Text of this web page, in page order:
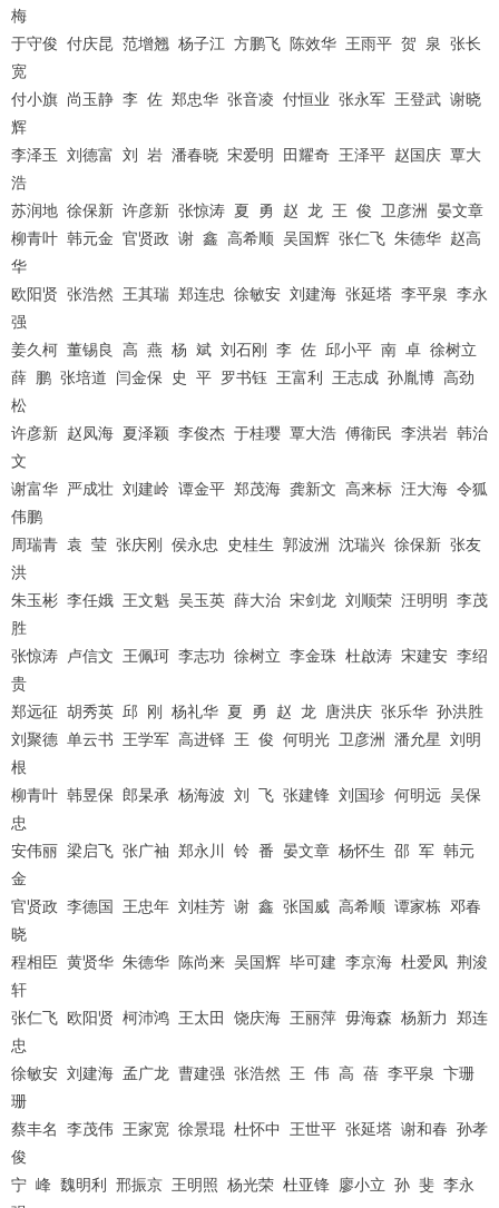
梅
于守俊 付庆昆 范增翘 杨子江 方鹏飞 陈效华 王雨平 贺 泉 张长
宽
付小旗 尚玉静 李 佐 郑忠华 张音凌 付恒业 张永军 王登武 谢晓
辉
李泽玉 刘德富 刘 岩 潘春晓 宋爱明 田耀奇 王泽平 赵国庆 覃大
浩
苏润地 徐保新 许彦新 张惊涛 夏 勇 赵 龙 王 俊 卫彦洲 晏文章
柳青叶 韩元金 官贤政 谢 鑫 高希顺 吴国辉 张仁飞 朱德华 赵高
华
欧阳贤 张浩然 王其瑞 郑连忠 徐敏安 刘建海 张延塔 李平泉 李永
强
姜久柯 董锡良 高 燕 杨 斌 刘石刚 李 佐 邱小平 南 卓 徐树立
薛 鹏 张培道 闫金保 史 平 罗书钰 王富利 王志成 孙胤博 高劲
松
许彦新 赵凤海 夏泽颖 李俊杰 于桂璎 覃大浩 傅衞民 李洪岩 韩治
文
谢富华 严成壮 刘建岭 谭金平 郑茂海 龚新文 高来标 汪大海 令狐
伟鹏
周瑞青 袁 莹 张庆刚 侯永忠 史桂生 郭波洲 沈瑞兴 徐保新 张友
洪
朱玉彬 李任娥 王文魁 吴玉英 薛大治 宋剑龙 刘顺荣 汪明明 李茂
胜
张惊涛 卢信文 王佩珂 李志功 徐树立 李金珠 杜啟涛 宋建安 李绍
贵
郑远征 胡秀英 邱 刚 杨礼华 夏 勇 赵 龙 唐洪庆 张乐华 孙洪胜
刘聚德 单云书 王学军 高进铎 王 俊 何明光 卫彦洲 潘允星 刘明
根
柳青叶 韩昱保 郎杲承 杨海波 刘 飞 张建锋 刘国珍 何明远 吴保
忠
安伟丽 梁启飞 张广袖 郑永川 铃 番 晏文章 杨怀生 邵 军 韩元
金
官贤政 李德国 王忠年 刘桂芳 谢 鑫 张国威 高希顺 谭家栋 邓春
晓
程相臣 黄贤华 朱德华 陈尚来 吴国辉 毕可建 李京海 杜爱凤 荆浚
轩
张仁飞 欧阳贤 柯沛鸿 王太田 饶庆海 王丽萍 毋海森 杨新力 郑连
忠
徐敏安 刘建海 孟广龙 曹建强 张浩然 王 伟 高 蓓 李平泉 卞珊
珊
蔡丰名 李茂伟 王家宽 徐景琨 杜怀中 王世平 张延塔 谢和春 孙孝
俊
宁 峰 魏明利 邢振京 王明照 杨光荣 杜亚锋 廖小立 孙 斐 李永